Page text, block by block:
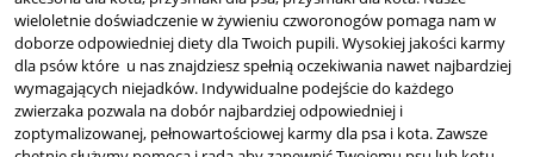
wieloletnie doświadczenie w żywieniu czworonogów pomaga nam w
doborze odpowiedniej diety dla Twoich pupili. Wysokiej jakości karmy
dla psów które u nas znajdziesz spełnią oczekiwania nawet najbardziej
wymagających niejadków. Indywidualne podejście do każdego
zwierzaka pozwala na dobór najbardziej odpowiedniej i
zoptymalizowanej, pełnowartościowej karmy dla psa i kota. Zawsze